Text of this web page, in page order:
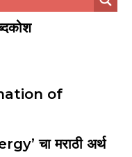
of
चा मराठी अर्थ